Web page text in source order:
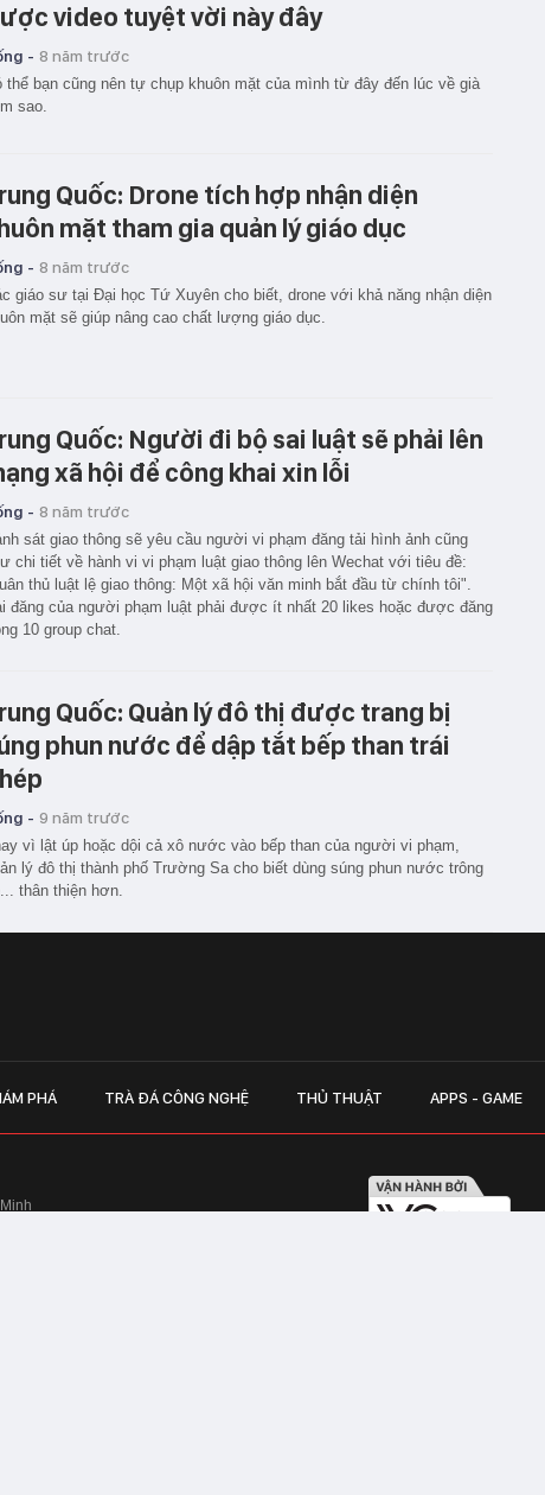
video tuyệt vời này đây
- 8 năm trước
thể bạn cũng nên tự chụp khuôn mặt của mình từ đây đến lúc về già
sao.
Quốc: Drone tích hợp nhận diện
mặt tham gia quản lý giáo dục
- 8 năm trước
giáo sư tại Đại học Tứ Xuyên cho biết, drone với khả năng nhận diện
mặt sẽ giúp nâng cao chất lượng giáo dục.
Quốc: Người đi bộ sai luật sẽ phải lên
xã hội để công khai xin lỗi
- 8 năm trước
sát giao thông sẽ yêu cầu người vi phạm đăng tải hình ảnh cũng
chi tiết về hành vi vi phạm luật giao thông lên Wechat với tiêu đề:
thủ luật lệ giao thông: Một xã hội văn minh bắt đầu từ chính tôi".
đăng của người phạm luật phải được ít nhất 20 likes hoặc được đăng
10 group chat.
Quốc: Quản lý đô thị được trang bị
phun nước để dập tắt bếp than trái
- 9 năm trước
vì lật úp hoặc dội cả xô nước vào bếp than của người vi phạm,
lý đô thị thành phố Trường Sa cho biết dùng súng phun nước trông
thân thiện hơn.
PHÁ TRÀ ĐÁ CÔNG NGHỆ THỦ THUẬT APPS - GAME